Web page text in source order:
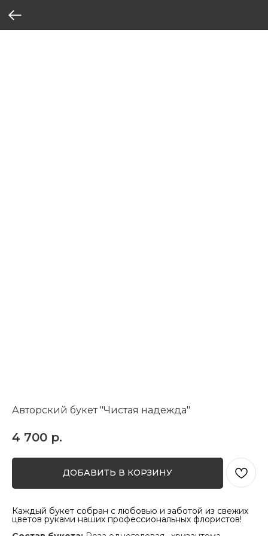
Авторский букет "Чистая надежда"
4 700 р.
ДОБАВИТЬ В КОРЗИНУ
Каждый букет собран с любовью и заботой из свежих
цветов руками наших профессиональных флористов!